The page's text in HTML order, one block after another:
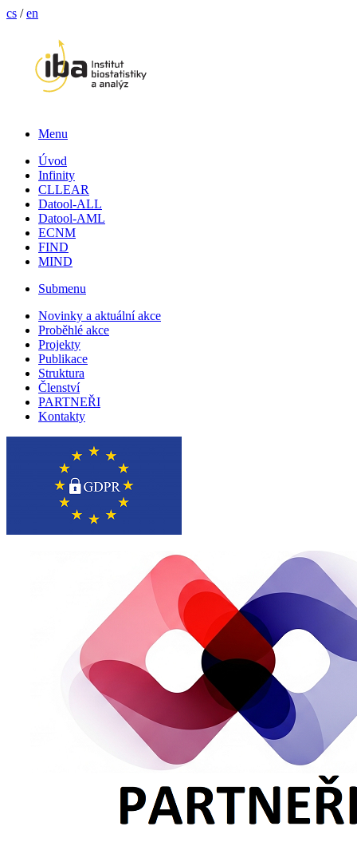
cs /en
Menu
Úvod
Infinity
CLLEAR
Datool-ALL
Datool-AML
ECNM
FIND
MIND
Submenu
Novinky a aktuální akce
Proběhlé akce
Projekty
Publikace
Struktura
Členství
PARTNEŘI
Kontakty